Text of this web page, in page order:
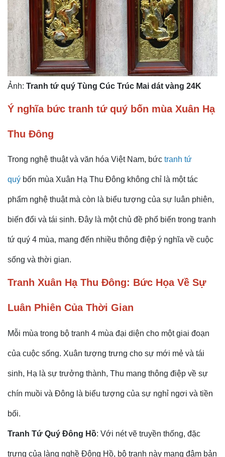
Ảnh: Tranh tứ quý Tùng Cúc Trúc Mai dát vàng 24K
Ý nghĩa bức tranh tứ quý bốn mùa Xuân Hạ
Thu Đông
Trong nghệ thuật và văn hóa Việt Nam, bức tranh tứ
quý bốn mùa Xuân Hạ Thu Đông không chỉ là một tác
phẩm nghệ thuật mà còn là biểu tượng của sự luân phiên,
biến đổi và tái sinh. Đây là một chủ đề phổ biến trong tranh
tứ quý 4 mùa, mang đến nhiều thông điệp ý nghĩa về cuộc
sống và thời gian.
Tranh Xuân Hạ Thu Đông: Bức Họa Về Sự
Luân Phiên Của Thời Gian
Mỗi mùa trong bộ tranh 4 mùa đại diện cho một giai đoạn
của cuộc sống. Xuân tượng trưng cho sự mới mẻ và tái
sinh, Hạ là sự trưởng thành, Thu mang thông điệp về sự
chín muồi và Đông là biểu tượng của sự nghỉ ngơi và tiền
bối.
Tranh Tứ Quý Đông Hồ: Với nét vẽ truyền thống, đặc
trưng của làng nghề Đông Hồ, bộ tranh này mang đậm bản